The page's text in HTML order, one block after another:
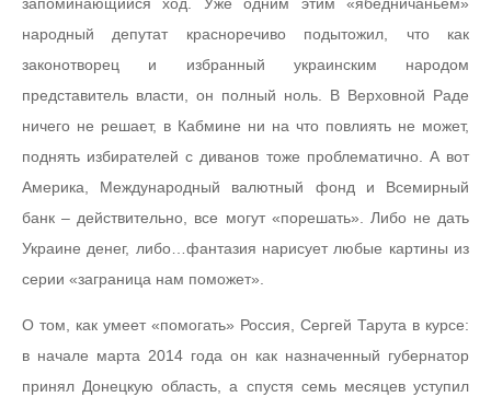
народный депутат красноречиво подытожил, что как
законотворец и избранный украинским народом
представитель власти, он полный ноль. В Верховной Раде
ничего не решает, в Кабмине ни на что повлиять не может,
поднять избирателей с диванов тоже проблематично. А вот
Америка, Международный валютный фонд и Всемирный
банк – действительно, все могут «порешать». Либо не дать
Украине денег, либо…фантазия нарисует любые картины из
серии «заграница нам поможет».
О том, как умеет «помогать» Россия, Сергей Тарута в курсе:
в начале марта 2014 года он как назначенный губернатор
принял Донецкую область, а спустя семь месяцев уступил